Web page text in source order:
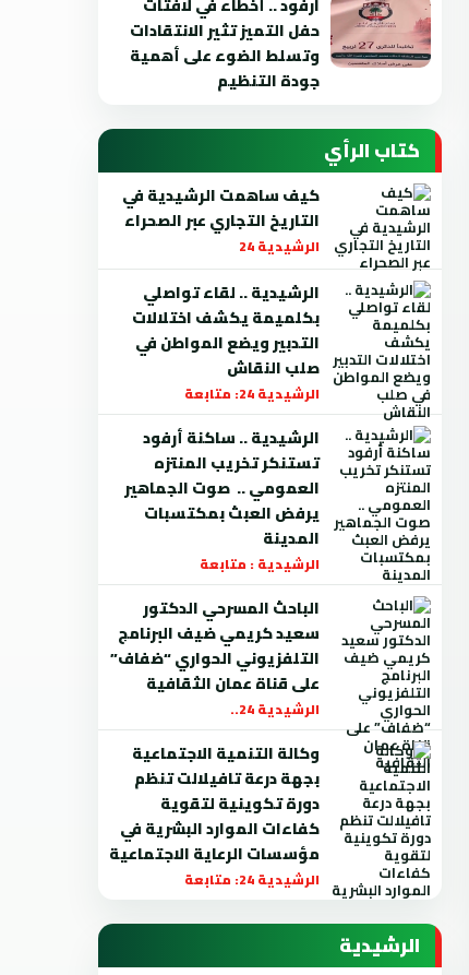
ارفود .. أخطاء في لافتات
حفل التميز تثير الانتقادات
وتسلط الضوء على أهمية
جودة التنظيم
كتاب الرأي
كيف ساهمت الرشيدية في
التاريخ التجاري عبر الصحراء
الرشيدية 24
الرشيدية .. لقاء تواصلي
بكلميمة يكشف اختلالات
التدبير ويضع المواطن في
صلب النقاش
الرشيدية 24: متابعة
الرشيدية .. ساكنة أرفود
تستنكر تخريب المنتزه
العمومي .. صوت الجماهير
يرفض العبث بمكتسبات
المدينة
الرشيدية : متابعة
الباحث المسرحي الدكتور
سعيد كريمي ضيف البرنامج
التلفزيوني الحواري “ضفاف”
على قناة عمان الثقافية
الرشيدية 24..
وكالة التنمية الاجتماعية
بجهة درعة تافيلالت تنظم
دورة تكوينية لتقوية
كفاءات الموارد البشرية في
مؤسسات الرعاية الاجتماعية
الرشيدية 24: متابعة
الرشيدية